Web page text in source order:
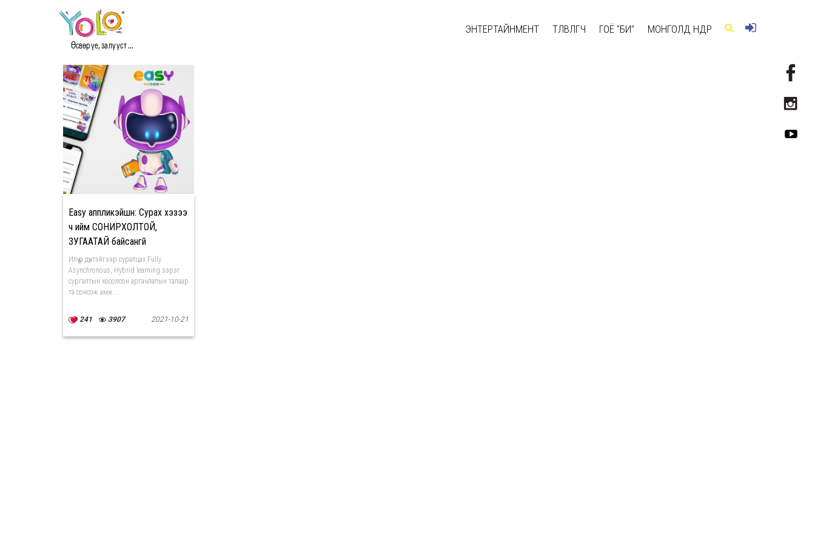
Өсвөр үе, залууст ...
ЭНТЕРТАЙНМЕНТ ТӨЛӨВЛӨГЧ ГОЁ "БИ" МОНГОЛД ӨНӨӨДӨР
#АМЖИЛТ_ТАНЫ_ГАРТ МЭДЭЭ
Easy аппликэйшн: Сурах хэзээ
ч ийм СОНИРХОЛТОЙ,
ЗУГААТАЙ байсангүй
Илүү үр дүнтэйгээр суралцах Fully
Asynchronous, Hybrid learning зэрэг
сургалтын хосолсон аргачлалын талаар
та сонсож амж...
241 3907 2021-10-21